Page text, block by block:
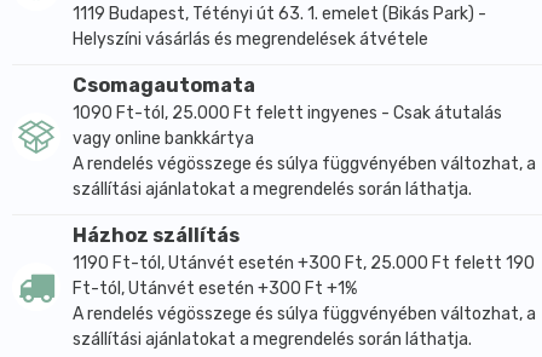
1119 Budapest, Tétényi út 63. 1. emelet (Bikás Park) -
Helyszíni vásárlás és megrendelések átvétele
Csomagautomata
1090 Ft-tól, 25.000 Ft felett ingyenes - Csak átutalás
vagy online bankkártya
A rendelés végösszege és súlya függvényében változhat, a
szállítási ajánlatokat a megrendelés során láthatja.
Házhoz szállítás
1190 Ft-tól, Utánvét esetén +300 Ft, 25.000 Ft felett 190
Ft-tól, Utánvét esetén +300 Ft +1%
A rendelés végösszege és súlya függvényében változhat, a
szállítási ajánlatokat a megrendelés során láthatja.